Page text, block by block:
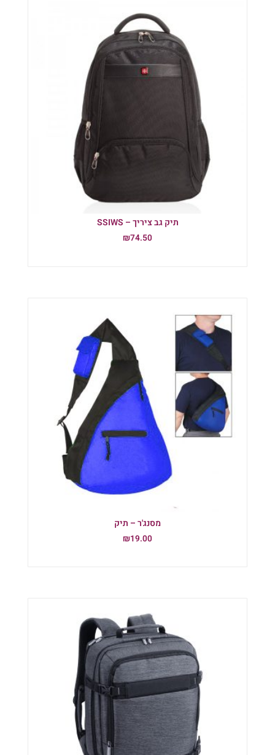
תיק גב ציריך – SSIWS
₪74.50
מסנג'ר – תיק
₪19.00